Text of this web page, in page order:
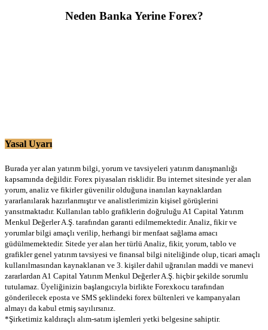
Neden Banka Yerine Forex?
Yasal Uyarı
Burada yer alan yatırım bilgi, yorum ve tavsiyeleri yatırım danışmanlığı
kapsamında değildir. Forex piyasaları risklidir. Bu internet sitesinde yer alan
yorum, analiz ve fikirler güvenilir olduğuna inanılan kaynaklardan
yararlanılarak hazırlanmıştır ve analistlerimizin kişisel görüşlerini
yansıtmaktadır. Kullanılan tablo grafiklerin doğruluğu A1 Capital Yatırım
Menkul Değerler A.Ş. tarafından garanti edilmemektedir. Analiz, fikir ve
yorumlar bilgi amaçlı verilip, herhangi bir menfaat sağlama amacı
güdülmemektedir. Sitede yer alan her türlü Analiz, fikir, yorum, tablo ve
grafikler genel yatırım tavsiyesi ve finansal bilgi niteliğinde olup, ticari amaçlı
kullanılmasından kaynaklanan ve 3. kişiler dahil uğranılan maddi ve manevi
zararlardan A1 Capital Yatırım Menkul Değerler A.Ş. hiçbir şekilde sorumlu
tutulamaz. Üyeliğinizin başlangıcıyla birlikte Forexkocu tarafından
gönderilecek eposta ve SMS şeklindeki forex bültenleri ve kampanyaları
almayı da kabul etmiş sayılırsınız.
*Şirketimiz kaldıraçlı alım-satım işlemleri yetki belgesine sahiptir.